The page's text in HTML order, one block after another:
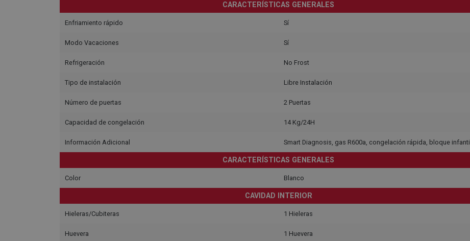
CARACTERÍSTICAS GENERALES
Enfriamiento rápido Sí
Modo Vacaciones Sí
Refrigeración No Frost
Tipo de instalación Libre Instalación
Número de puertas 2 Puertas
Capacidad de congelación 14 Kg/24H
Información Adicional Smart Diagnosis, gas R600a, congelación rápida, bloque infantil,
CARACTERÍSTICAS GENERALES
Color Blanco
CAVIDAD INTERIOR
Hieleras/Cubiteras 1 Hieleras
Huevera 1 Huevera